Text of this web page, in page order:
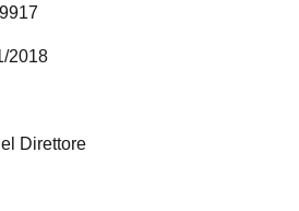
2018
Direttore